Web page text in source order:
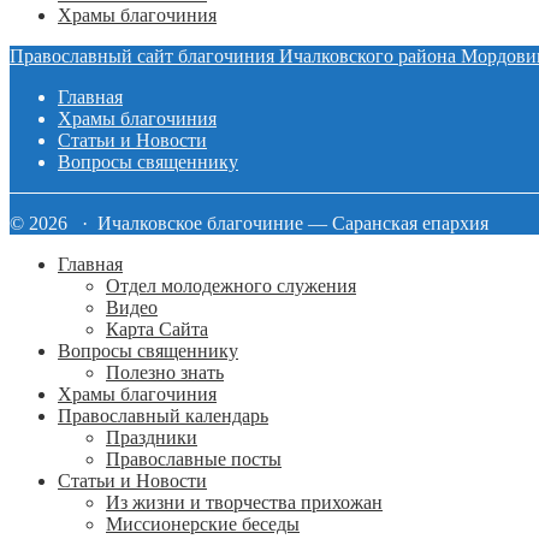
Храмы благочиния
Православный сайт благочиния Ичалковского района
Главная
Храмы благочиния
Статьи и Новости
Вопросы священнику
© 2026 · Ичалковское благочиние — Саранская епархия
Главная
Отдел молодежного служения
Видео
Карта Сайта
Вопросы священнику
Полезно знать
Храмы благочиния
Православный календарь
Праздники
Православные посты
Статьи и Новости
Из жизни и творчества прихожан
Миссионерские беседы